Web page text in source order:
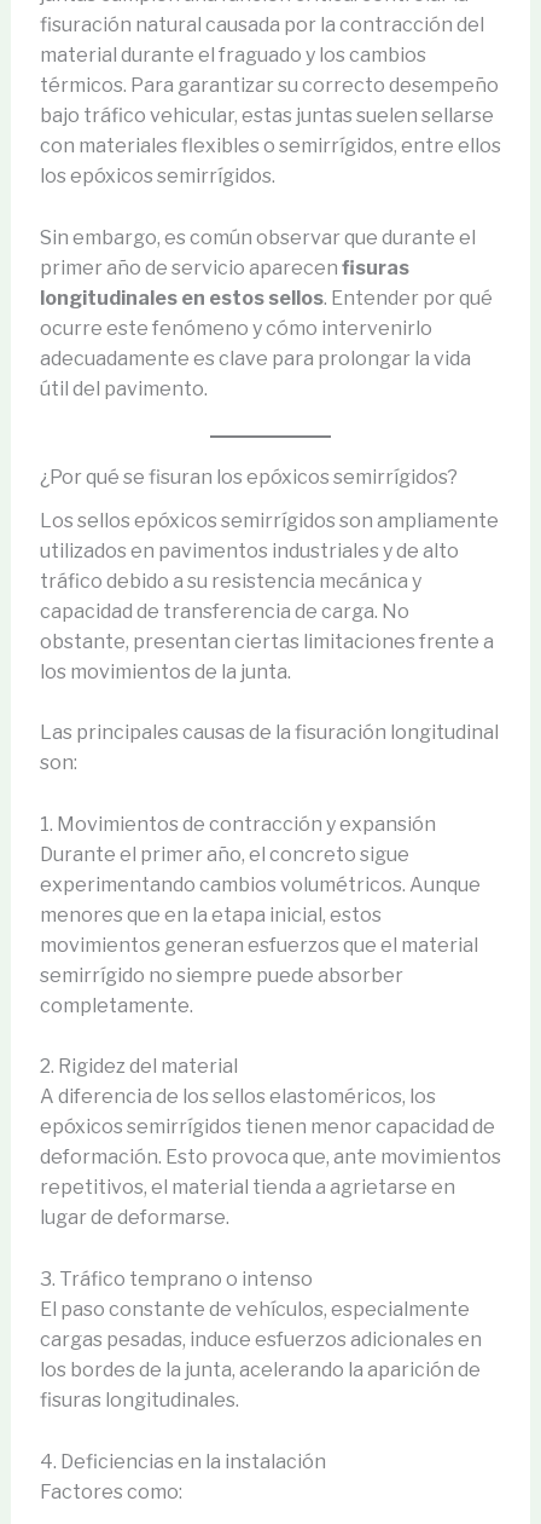
fisuración natural causada por la contracción del
material durante el fraguado y los cambios
térmicos. Para garantizar su correcto desempeño
bajo tráfico vehicular, estas juntas suelen sellarse
con materiales flexibles o semirrígidos, entre ellos
los epóxicos semirrígidos.
Sin embargo, es común observar que durante el
primer año de servicio aparecen fisuras
longitudinales en estos sellos. Entender por qué
ocurre este fenómeno y cómo intervenirlo
adecuadamente es clave para prolongar la vida
útil del pavimento.
¿Por qué se fisuran los epóxicos semirrígidos?
Los sellos epóxicos semirrígidos son ampliamente
utilizados en pavimentos industriales y de alto
tráfico debido a su resistencia mecánica y
capacidad de transferencia de carga. No
obstante, presentan ciertas limitaciones frente a
los movimientos de la junta.
Las principales causas de la fisuración longitudinal
son:
1. Movimientos de contracción y expansión
Durante el primer año, el concreto sigue
experimentando cambios volumétricos. Aunque
menores que en la etapa inicial, estos
movimientos generan esfuerzos que el material
semirrígido no siempre puede absorber
completamente.
2. Rigidez del material
A diferencia de los sellos elastoméricos, los
epóxicos semirrígidos tienen menor capacidad de
deformación. Esto provoca que, ante movimientos
repetitivos, el material tienda a agrietarse en
lugar de deformarse.
3. Tráfico temprano o intenso
El paso constante de vehículos, especialmente
cargas pesadas, induce esfuerzos adicionales en
los bordes de la junta, acelerando la aparición de
fisuras longitudinales.
4. Deficiencias en la instalación
Factores como: